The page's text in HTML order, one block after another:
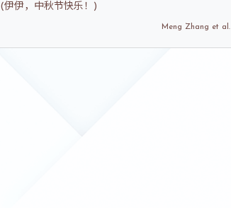
(伊伊，中秋节快乐！)
Meng Zhang et al.